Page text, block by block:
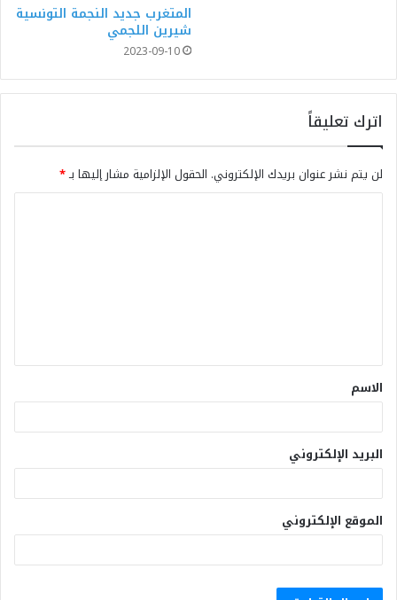
المتغرب جديد النجمة التونسية
شيرين اللجمي
2023-09-10
اترك تعليقاً
لن يتم نشر عنوان بريدك الإلكتروني. الحقول الإلزامية مشار إليها بـ*
الاسم
البريد الإلكتروني
الموقع الإلكتروني